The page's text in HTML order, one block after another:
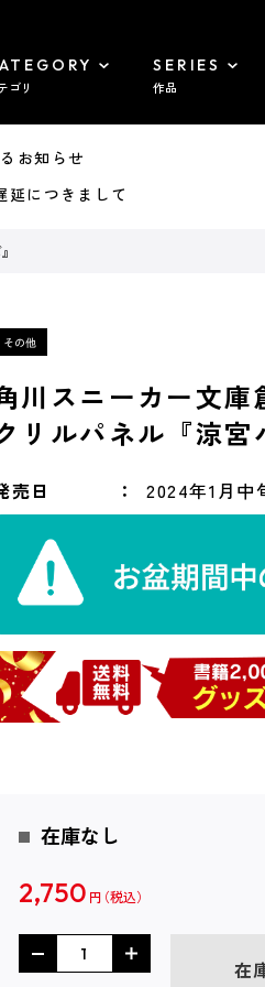
ゴリ
SERIES
作品
お知らせ
につきまして
川スニーカー文庫
リルパネル『涼宮
売日 2024年1月中
在庫なし
2,750 円
在